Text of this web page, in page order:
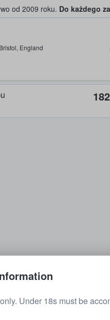
od 2009 roku. Do każdego
fani i kibice
Bristol, England
Under 18s must be